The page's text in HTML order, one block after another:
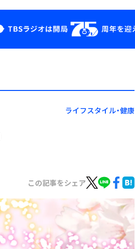
YouTube
会社情報
ライフスタイル・健康
この記事をシェア